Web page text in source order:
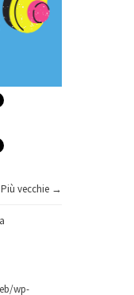
Più vecchie →
wp-